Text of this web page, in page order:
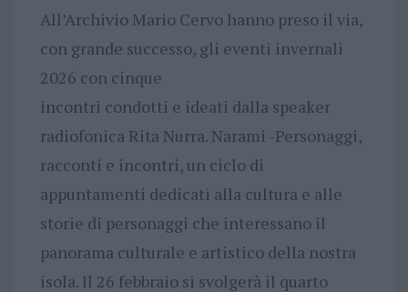
All’Archivio Mario Cervo hanno preso il via,
con grande successo, gli eventi invernali
2026 con cinque
incontri condotti e ideati dalla speaker
radiofonica Rita Nurra. Narami -Personaggi,
racconti e incontri, un ciclo di
appuntamenti dedicati alla cultura e alle
storie di personaggi che interessano il
panorama culturale e artistico della nostra
isola. Il 26 febbraio si svolgerà il quarto